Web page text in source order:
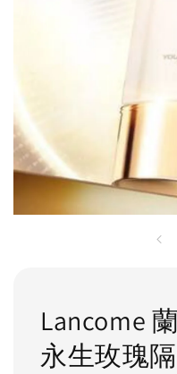
Lancome
永生玫瑰